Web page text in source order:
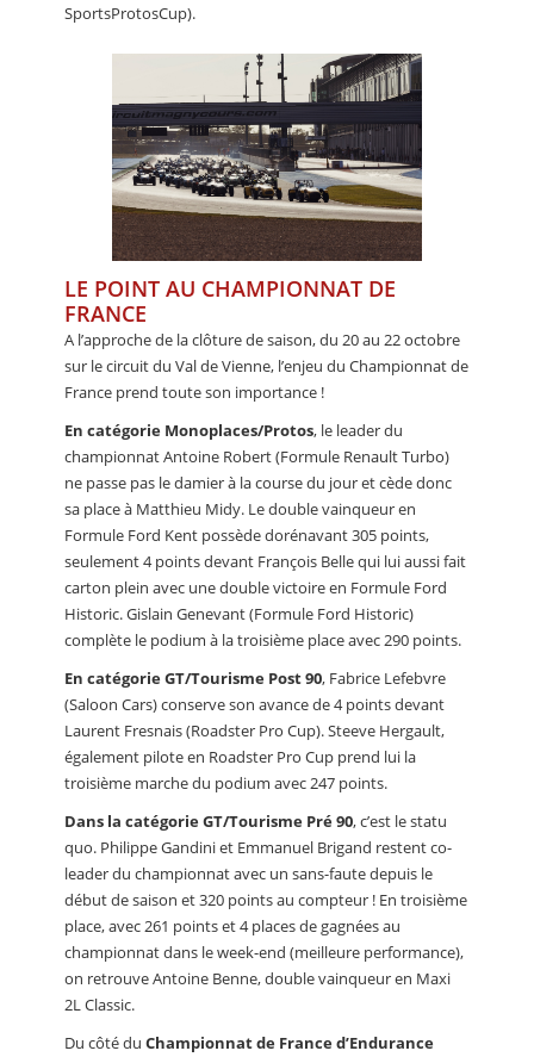
SportsProtosCup).
LE POINT AU CHAMPIONNAT DE
FRANCE
A l’approche de la clôture de saison, du 20 au 22 octobre
sur le circuit du Val de Vienne, l’enjeu du Championnat de
France prend toute son importance !
En catégorie Monoplaces/Protos, le leader du
championnat Antoine Robert (Formule Renault Turbo)
ne passe pas le damier à la course du jour et cède donc
sa place à Matthieu Midy. Le double vainqueur en
Formule Ford Kent possède dorénavant 305 points,
seulement 4 points devant François Belle qui lui aussi fait
carton plein avec une double victoire en Formule Ford
Historic. Gislain Genevant (Formule Ford Historic)
complète le podium à la troisième place avec 290 points.
En catégorie GT/Tourisme Post 90, Fabrice Lefebvre
(Saloon Cars) conserve son avance de 4 points devant
Laurent Fresnais (Roadster Pro Cup). Steeve Hergault,
également pilote en Roadster Pro Cup prend lui la
troisième marche du podium avec 247 points.
Dans la catégorie GT/Tourisme Pré 90, c’est le statu
quo. Philippe Gandini et Emmanuel Brigand restent co-
leader du championnat avec un sans-faute depuis le
début de saison et 320 points au compteur ! En troisième
place, avec 261 points et 4 places de gagnées au
championnat dans le week-end (meilleure performance),
on retrouve Antoine Benne, double vainqueur en Maxi
2L Classic.
Du côté du Championnat de France d’Endurance